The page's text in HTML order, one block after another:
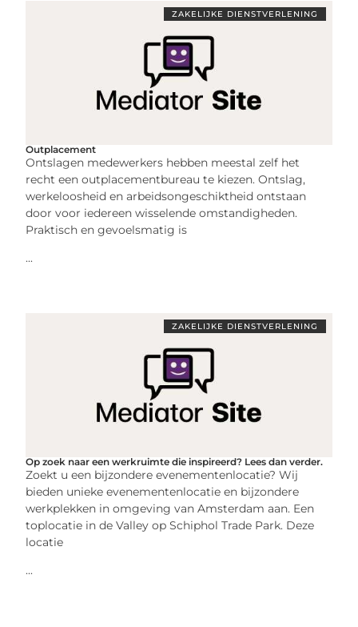
ZAKELIJKE DIENSTVERLENING
Outplacement
Ontslagen medewerkers hebben meestal zelf het
recht een outplacementbureau te kiezen. Ontslag,
werkeloosheid en arbeidsongeschiktheid ontstaan
door voor iedereen wisselende omstandigheden.
Praktisch en gevoelsmatig is
...
ZAKELIJKE DIENSTVERLENING
Op zoek naar een werkruimte die inspireerd? Lees dan verder.
Zoekt u een bijzondere evenementenlocatie? Wij
bieden unieke evenementenlocatie en bijzondere
werkplekken in omgeving van Amsterdam aan. Een
toplocatie in de Valley op Schiphol Trade Park. Deze
locatie
...